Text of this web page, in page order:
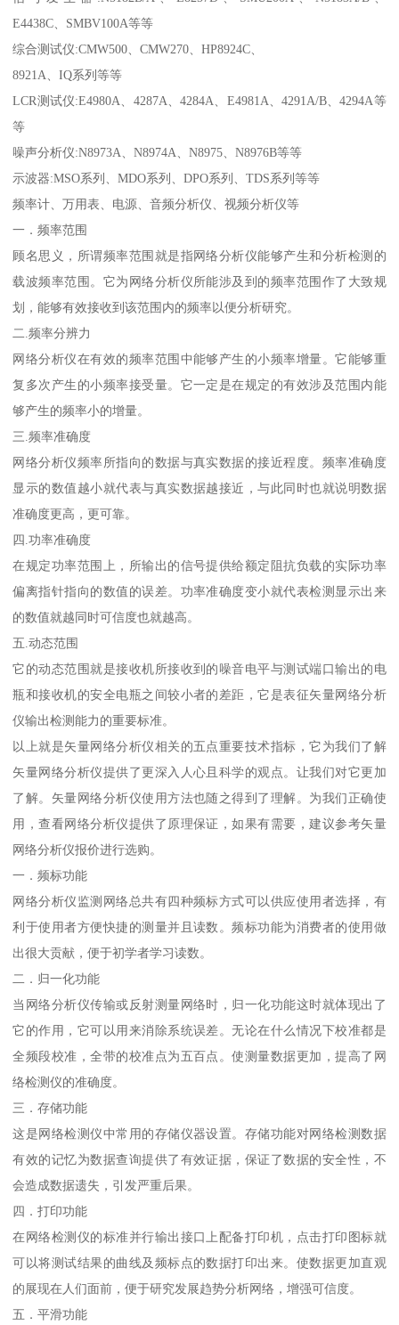
E4438C、SMBV100A等等
综合测试仪:CMW500、CMW270、HP8924C、
8921A、IQ系列等等
LCR测试仪:E4980A、4287A、4284A、E4981A、4291A/B、4294A等
等
噪声分析仪:N8973A、N8974A、N8975、N8976B等等
示波器:MSO系列、MDO系列、DPO系列、TDS系列等等
频率计、万用表、电源、音频分析仪、视频分析仪等
一．频率范围
顾名思义，所谓频率范围就是指网络分析仪能够产生和分析检测的
载波频率范围。它为网络分析仪所能涉及到的频率范围作了大致规
划，能够有效接收到该范围内的频率以便分析研究。
二.频率分辨力
网络分析仪在有效的频率范围中能够产生的小频率增量。它能够重
复多次产生的小频率接受量。它一定是在规定的有效涉及范围内能
够产生的频率小的增量。
三.频率准确度
网络分析仪频率所指向的数据与真实数据的接近程度。频率准确度
显示的数值越小就代表与真实数据越接近，与此同时也就说明数据
准确度更高，更可靠。
四.功率准确度
在规定功率范围上，所输出的信号提供给额定阻抗负载的实际功率
偏离指针指向的数值的误差。功率准确度变小就代表检测显示出来
的数值就越同时可信度也就越高。
五.动态范围
它的动态范围就是接收机所接收到的噪音电平与测试端口输出的电
瓶和接收机的安全电瓶之间较小者的差距，它是表征矢量网络分析
仪输出检测能力的重要标准。
以上就是矢量网络分析仪相关的五点重要技术指标，它为我们了解
矢量网络分析仪提供了更深入人心且科学的观点。让我们对它更加
了解。矢量网络分析仪使用方法也随之得到了理解。为我们正确使
用，查看网络分析仪提供了原理保证，如果有需要，建议参考矢量
网络分析仪报价进行选购。
一．频标功能
网络分析仪监测网络总共有四种频标方式可以供应使用者选择，有
利于使用者方便快捷的测量并且读数。频标功能为消费者的使用做
出很大贡献，便于初学者学习读数。
二．归一化功能
当网络分析仪传输或反射测量网络时，归一化功能这时就体现出了
它的作用，它可以用来消除系统误差。无论在什么情况下校准都是
全频段校准，全带的校准点为五百点。使测量数据更加，提高了网
络检测仪的准确度。
三．存储功能
这是网络检测仪中常用的存储仪器设置。存储功能对网络检测数据
有效的记忆为数据查询提供了有效证据，保证了数据的安全性，不
会造成数据遗失，引发严重后果。
四．打印功能
在网络检测仪的标准并行输出接口上配备打印机，点击打印图标就
可以将测试结果的曲线及频标点的数据打印出来。使数据更加直观
的展现在人们面前，便于研究发展趋势分析网络，增强可信度。
五．平滑功能